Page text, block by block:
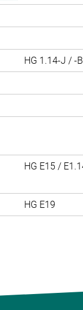
HG 1.14-J / -B
HG E15 /
HG E19